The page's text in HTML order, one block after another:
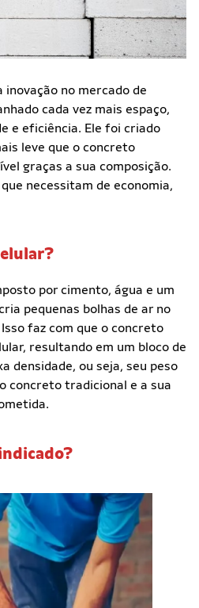
no mercado de
cada vez mais espaço,
e eficiência. Ele foi criado
leve que o concreto
graças a sua composição.
necessitam de economia,
por cimento, água e um
pequenas bolhas de ar no
faz com que o concreto
resultando em um bloco de
densidade, ou seja, seu peso
concreto tradicional e a sua